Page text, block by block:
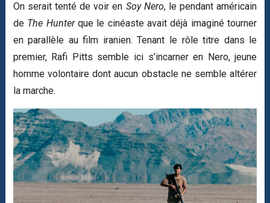
On serait tenté de voir en Soy Nero, le pendant américain
de The Hunterque le cinéaste avait déjà imaginé tourner
en parallèle au film iranien. Tenant le rôle titre dans le
premier, Rafi Pitts semble ici s’incarner en Nero, jeune
homme volontaire dont aucun obstacle ne semble altérer
la marche.